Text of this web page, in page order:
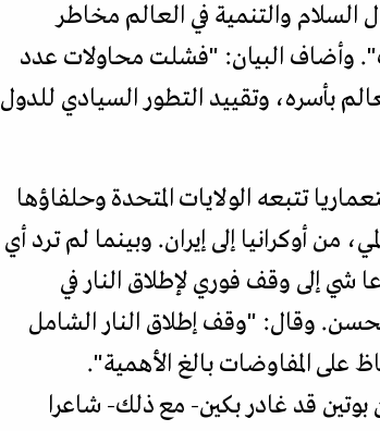
السلام والتنمية في العالم مخاطر
وأضاف البيان: "فشلت محاولات عدد
بأسره، وتقييد التطور السيادي للدول
تتبعه الولايات المتحدة وحلفاؤها
من أوكرانيا إلى إيران. وبينما لم ترد أي
شي إلى وقف فوري لإطلاق النار في
وقال: "وقف إطلاق النار الشامل
على المفاوضات بالغ الأهمية".
قد غادر بكين- مع ذلك- شاعرا